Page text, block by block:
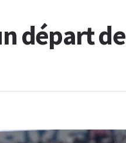
départ de